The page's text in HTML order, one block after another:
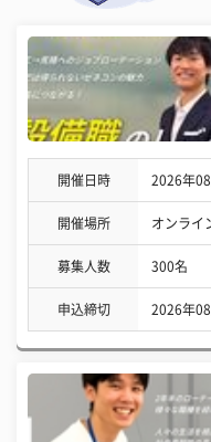
開催日時 2026年
開催場所 オンライ
募集人数 300名
申込締切 2026年